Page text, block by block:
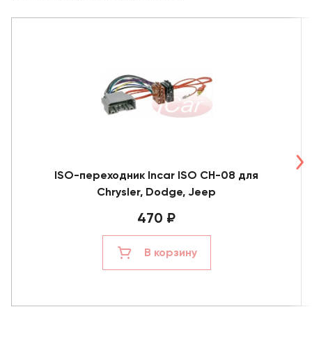
ISO-переходник Incar ISO CH-08 для
Chrysler, Dodge, Jeep
470 ₽
В корзину